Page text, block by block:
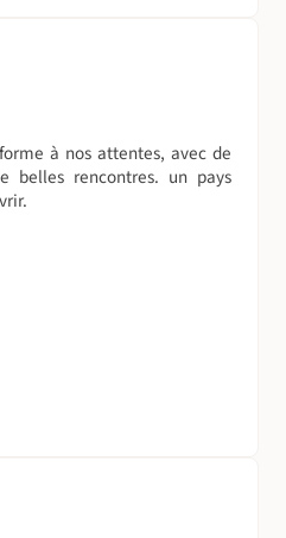
à nos attentes, avec de
belles rencontres. un pays